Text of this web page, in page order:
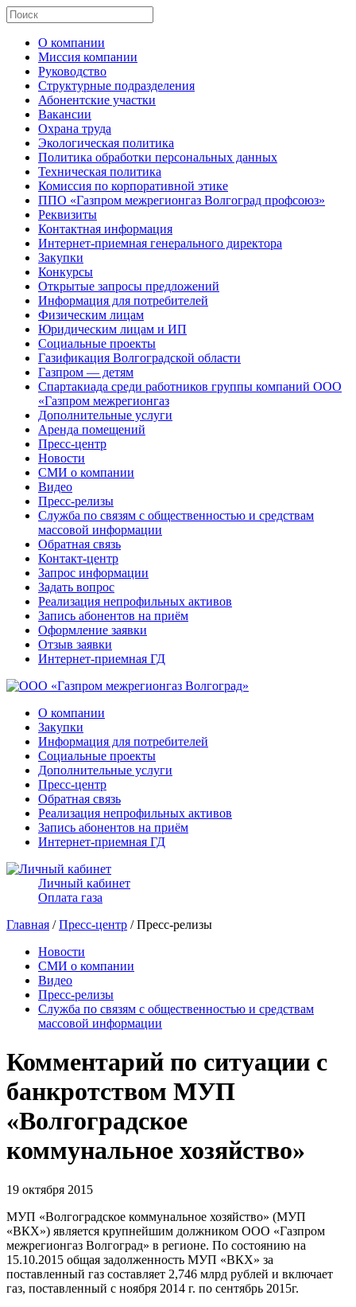
О компании
Миссия компании
Руководство
Структурные подразделения
Абонентские участки
Вакансии
Охрана труда
Экологическая политика
Политика обработки персональных данных
Техническая политика
Комиссия по корпоративной этике
ППО «Газпром межрегионгаз Волгоград профсоюз»
Реквизиты
Контактная информация
Интернет-приемная генерального директора
Закупки
Конкурсы
Открытые запросы предложений
Информация для потребителей
Физическим лицам
Юридическим лицам и ИП
Социальные проекты
Газификация Волгоградской области
Газпром — детям
Спартакиада среди работников группы компаний ООО
«Газпром межрегионгаз
Дополнительные услуги
Аренда помещений
Пресс-центр
Новости
СМИ о компании
Видео
Пресс-релизы
Служба по связям с общественностью и средствам
массовой информации
Обратная связь
Контакт-центр
Запрос информации
Задать вопрос
Реализация непрофильных активов
Запись абонентов на приём
Оформление заявки
Отзыв заявки
Интернет-приемная ГД
О компании
Закупки
Информация для потребителей
Социальные проекты
Дополнительные услуги
Пресс-центр
Обратная связь
Реализация непрофильных активов
Запись абонентов на приём
Интернет-приемная ГД
Личный кабинет
Оплата газа
Главная /Пресс-центр / Пресс-релизы
Новости
СМИ о компании
Видео
Пресс-релизы
Служба по связям с общественностью и средствам
массовой информации
Комментарий по ситуации с
банкротством МУП
«Волгоградское
коммунальное хозяйство»
19 октября 2015
МУП «Волгоградское коммунальное хозяйство» (МУП
«ВКХ») является крупнейшим должником ООО «Газпром
межрегионгаз Волгоград» в регионе. По состоянию на
15.10.2015 общая задолженность МУП «ВКХ» за
поставленный газ составляет 2,746 млрд рублей и включает
газ, поставленный с ноября 2014 г. по сентябрь 2015г.